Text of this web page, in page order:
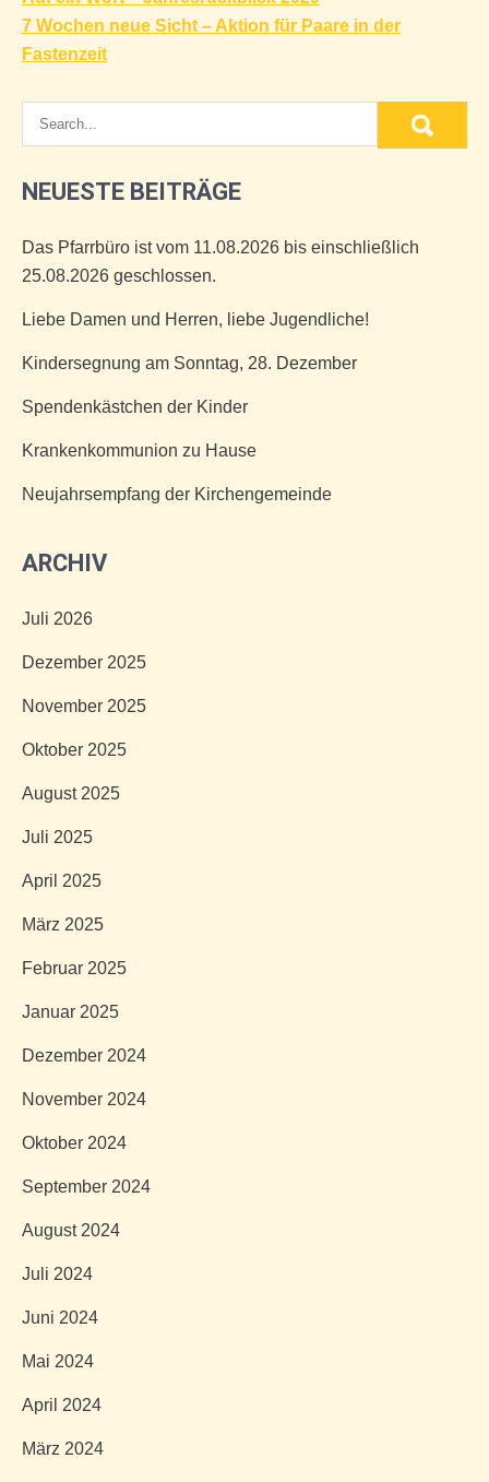
7 Wochen neue Sicht – Aktion für Paare in der
Fastenzeit
NEUESTE BEITRÄGE
Das Pfarrbüro ist vom 11.08.2026 bis einschließlich
25.08.2026 geschlossen.
Liebe Damen und Herren, liebe Jugendliche!
Kindersegnung am Sonntag, 28. Dezember
Spendenkästchen der Kinder
Krankenkommunion zu Hause
Neujahrsempfang der Kirchengemeinde
ARCHIV
Juli 2026
Dezember 2025
November 2025
Oktober 2025
August 2025
Juli 2025
April 2025
März 2025
Februar 2025
Januar 2025
Dezember 2024
November 2024
Oktober 2024
September 2024
August 2024
Juli 2024
Juni 2024
Mai 2024
April 2024
März 2024